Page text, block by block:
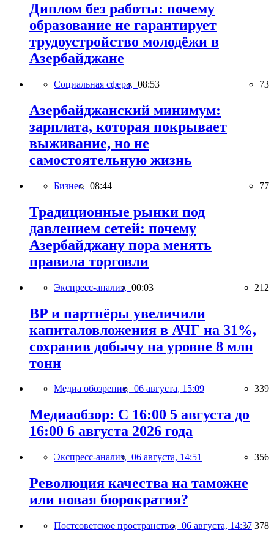
Диплом без работы: почему
образование не гарантирует
трудоустройство молодёжи в
Азербайджане
Социальная сфера, 08:53 73
Азербайджанский минимум:
зарплата, которая покрывает
выживание, но не
самостоятельную жизнь
Бизнес, 08:44 77
Традиционные рынки под
давлением сетей: почему
Азербайджану пора менять
правила торговли
Экспресс-анализ, 00:03 212
BP и партнёры увеличили
капиталовложения в АЧГ на 31%,
сохранив добычу на уровне 8 млн
тонн
Медиа обозрение, 06 августа, 15:09 339
Медиаобзор: С 16:00 5 августа до
16:00 6 августа 2026 года
Экспресс-анализ, 06 августа, 14:51 356
Революция качества на таможне
или новая бюрократия?
Постсоветское пространство, 06 августа, 14:37 378